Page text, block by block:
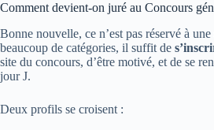
Comment devient-on juré au Concours
Bonne nouvelle, ce n’est pas réservé à
beaucoup de catégories, il suffit de
site du concours, d’être motivé, et de se
jour J.
Deux profils se croisent :